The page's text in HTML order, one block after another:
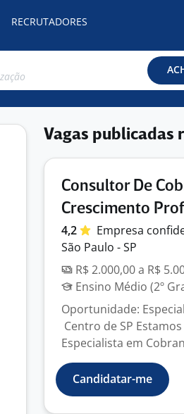
RECRUTADORES
Vagas publicadas
Consultor De
Crescimento
4,2 Empresa
São Paulo - SP
R$ 2.000,00 a R$
Ensino Médio (2º
Oportunidade:
Centro de SP
Especialista em
Candidatar-me